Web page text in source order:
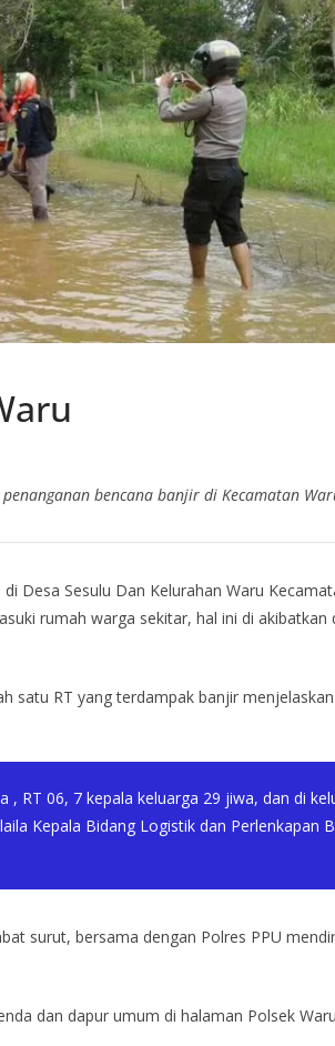
bencana banjir di Kecamatan
Desa Sesulu Dan Kelurahan Waru
rumah warga sekitar, hal ini di
satu RT yang terdampak banjir
RT 06, 7 kepala keluarga 29 jiwa, dan di
Kepala Bidang Logistik dan Perlenkapan
surut, bersama dengan Polres PPU
dan dapur umum di halaman Polsek